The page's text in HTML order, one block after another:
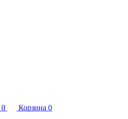
0 Корзина 0